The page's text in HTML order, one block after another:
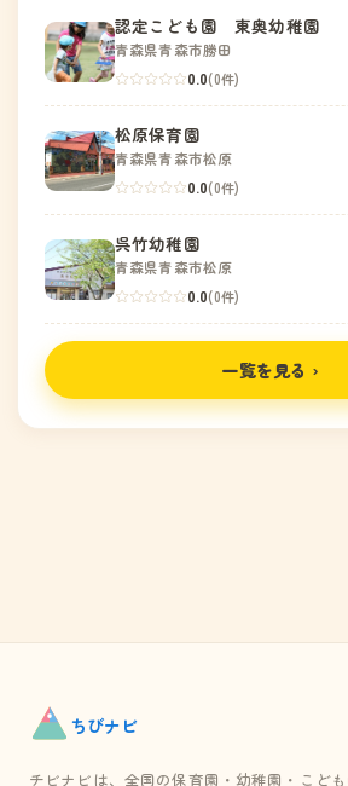
認定こども園 東奥幼稚園
青森県青森市勝田
0.0(0件)
松原保育園
青森県青森市松原
0.0(0件)
呉竹幼稚園
青森県青森市松原
0.0(0件)
一覧を見る ›
ちびナビ
チビナビは、全国の保育園・幼稚園・こど